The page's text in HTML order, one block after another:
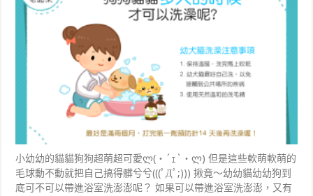
小幼幼的貓貓狗狗超萌超可愛ლ(・´ｪ`・ლ) 但是這些軟萌軟萌的
毛球動不動就把自己搞得髒兮兮(((ﾟДﾟ;))) 揪竟～幼幼貓幼幼狗到
底可不可以帶進浴室洗澎澎呢？ 如果可以帶進浴室洗澎澎，又有